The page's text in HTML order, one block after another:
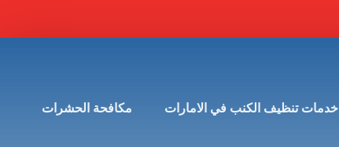
خدمات تنظيف الكنب في الامارات مكافحة الحشرات